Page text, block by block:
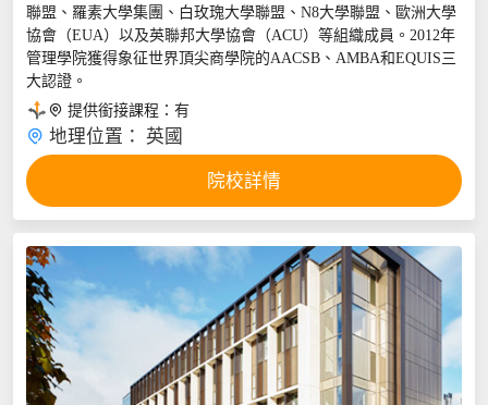
聯盟、羅素大學集團、白玫瑰大學聯盟、N8大學聯盟、歐洲大學
協會（EUA）以及英聯邦大學協會（ACU）等組織成員。2012年
管理學院獲得象征世界頂尖商學院的AACSB、AMBA和EQUIS三
大認證。
 提供銜接課程： 有
 地理位置： 英國
院校詳情